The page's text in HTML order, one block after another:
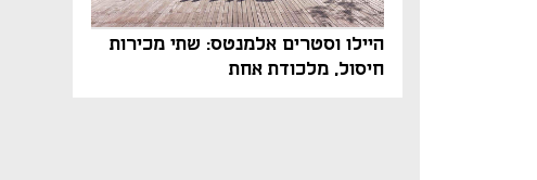
היילו וסטרים אלמנטס: שתי מכירות
חיסול, מלכודת אחת